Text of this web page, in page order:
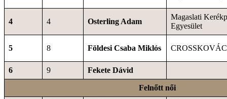
4 4 Osterling Adam
Magaslati
Egyesület
5 8 Földesi Csaba Miklós
6 9 Fekete Dávid
Felnőtt női